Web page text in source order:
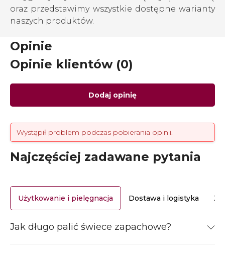
oraz przedstawimy wszystkie dostępne warianty
naszych produktów.
Opinie
Opinie klientów (0)
Dodaj opinię
Wystąpił problem podczas pobierania opinii.
Najczęściej zadawane pytania
Użytkowanie i pielęgnacja Dostawa i logistyka
Jak długo palić świece zapachowe?